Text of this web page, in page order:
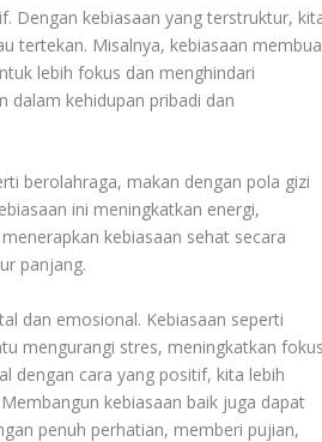
Dengan kebiasaan yang terstruktur,
tertekan. Misalnya, kebiasaan
lebih fokus dan menghindari
dalam kehidupan pribadi dan
berolahraga, makan dengan pola gizi
ini meningkatkan energi,
kebiasaan sehat secara
panjang.
dan emosional. Kebiasaan seperti
mengurangi stres, meningkatkan
dengan cara yang positif, kita lebih
kebiasaan baik juga dapat
penuh perhatian, memberi pujian,